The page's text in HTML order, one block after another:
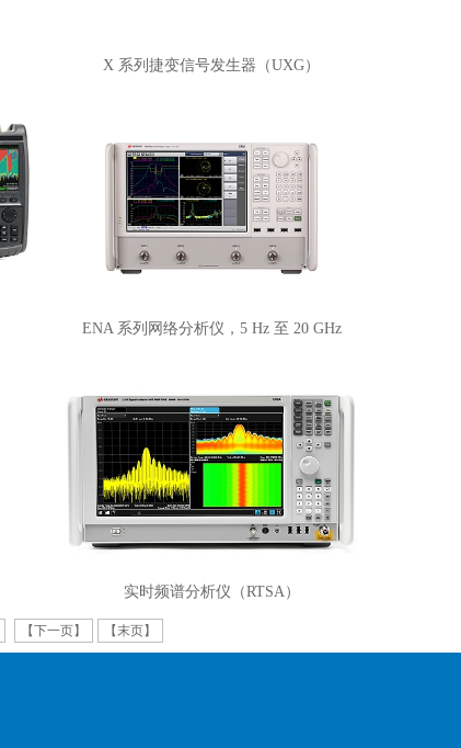
X 系列捷变信号发生器（UXG）
ENA 系列网络分析仪，5 Hz 至 20 GHz
实时频谱分析仪（RTSA）
【下一页】 【末页】